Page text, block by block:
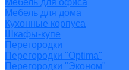
Мебель для офиса
Мебель для дома
Кухонные корпуса
Шкафы-купе
Перегородки
Перегородки "Optima"
Перегородки "Эконом"